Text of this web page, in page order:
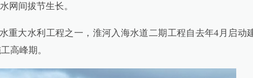
网间拔节生长。
大水利工程之一，淮河入海水道二期工程自去年4月启动
高峰期。